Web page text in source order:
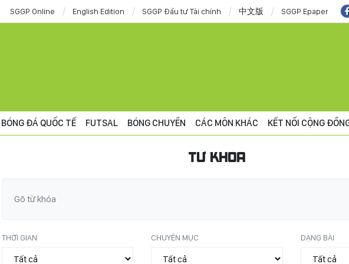
SGGP Online English Edition SGGP Đầu tư Tài chính 中文版 SGGP Epaper
BÓNG ĐÁ QUỐC TẾ FUTSAL BÓNG CHUYỀN CÁC MÔN KHÁC KẾT NỐI CỘNG
TỪ KHÓA
THỜI GIAN CHUYÊN MỤC DẠNG BÀI